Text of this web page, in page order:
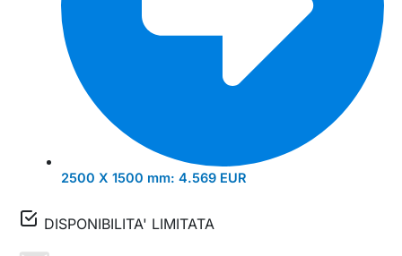
2500 X 1500 mm: 4.569 EUR
DISPONIBILITA' LIMITATA